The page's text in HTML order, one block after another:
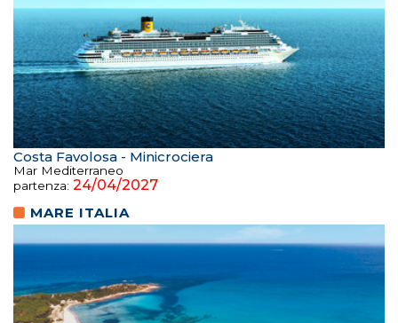
Costa Favolosa - Minicrociera
Mar Mediterraneo
partenza: 24/04/2027
MARE ITALIA